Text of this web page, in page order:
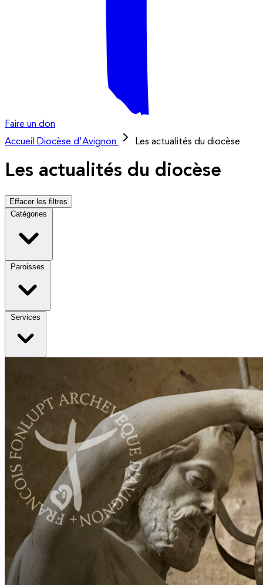
Faire un don
Accueil
Diocèse d'Avignon Les actualités du diocèse
Les actualités du diocèse
Effacer les filtres
Catégories
Paroisses
Services